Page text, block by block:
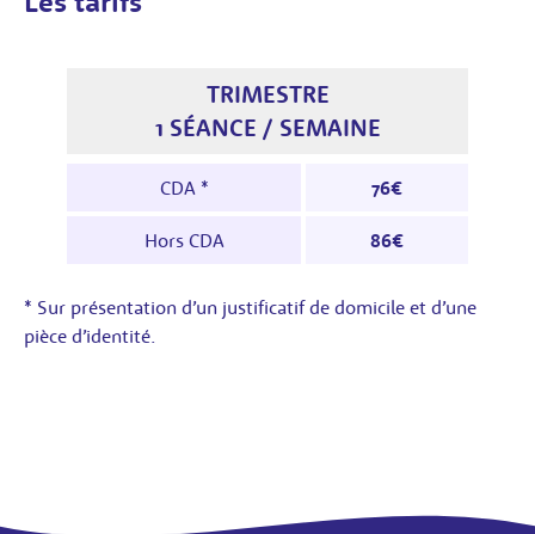
TRIMESTRE
1 SÉANCE / SEMAINE
Tarifs trimestre pour 1 séance / semaine
CDA * 76€
Hors CDA 86€
* Sur présentation d’un justificatif de domicile et d’une
pièce d’identité.